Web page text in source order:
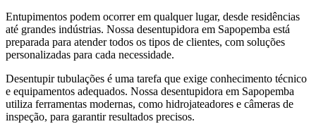
Entupimentos podem ocorrer em qualquer lugar, desde residências
até grandes indústrias. Nossa desentupidora em Sapopemba está
preparada para atender todos os tipos de clientes, com soluções
personalizadas para cada necessidade.
Desentupir tubulações é uma tarefa que exige conhecimento técnico
e equipamentos adequados. Nossa desentupidora em Sapopemba
utiliza ferramentas modernas, como hidrojateadores e câmeras de
inspeção, para garantir resultados precisos.